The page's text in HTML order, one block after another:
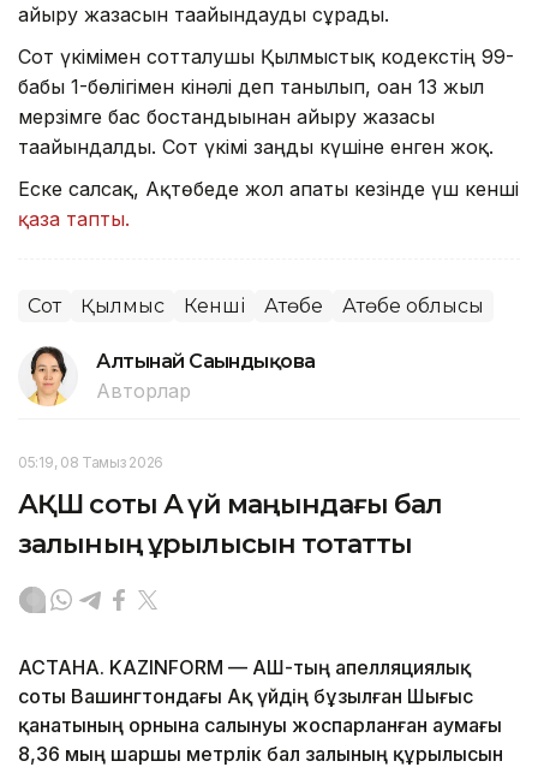
айыру жазасын тағайындауды сұрады.
Сот үкімімен сотталушы Қылмыстық кодекстің 99-
бабы 1-бөлігімен кінәлі деп танылып, оған 13 жыл
мерзімге бас бостандығынан айыру жазасы
тағайындалды. Сот үкімі заңды күшіне енген жоқ.
Еске салсақ, Ақтөбеде жол апаты кезінде үш кенші
қаза тапты.
Сот Қылмыс Кенші Ақтөбе Ақтөбе облысы
Алтынай Сағындықова
Авторлар
05:19, 08 Тамыз 2026
АҚШ соты Ақ үй маңындағы бал
залының құрылысын тоқтатты
АСТАНА. KAZINFORM — АҚШ-тың апелляциялық
соты Вашингтондағы Ақ үйдің бұзылған Шығыс
қанатының орнына салынуы жоспарланған аумағы
8,36 мың шаршы метрлік бал залының құрылысын